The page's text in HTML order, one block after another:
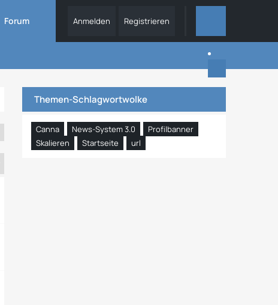
Forum Anmelden Registrieren
Themen-Schlagwortwolke
Canna News-System 3.0
Profilbanner
Skalieren
Startseite url